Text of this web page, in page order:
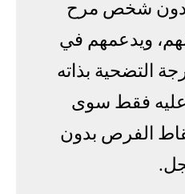
شخص مرح
ويدعمهم في
التضحية بذاته
عليه فقط سوى
الفرص بدون